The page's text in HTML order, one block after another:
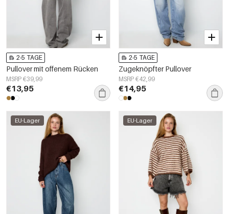
2-5 TAGE
Pullover mit offenem Rücken
MSRP €39,99
€13,95
2-5 TAGE
Zugeknöpfter Pullover
MSRP €42,99
€14,95
EU-Lager EU-Lager